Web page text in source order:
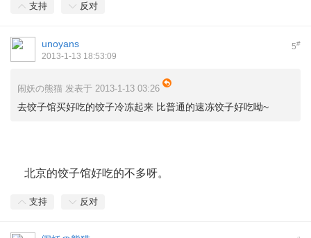
支持 反对
5#
unoyans
2013-1-13 18:53:09
闹妖の熊猫 发表于 2013-1-13 03:26
去饺子馆买好吃的饺子冷冻起来 比普通的速冻饺子好吃呦~
北京的饺子馆好吃的不多呀。
支持 反对